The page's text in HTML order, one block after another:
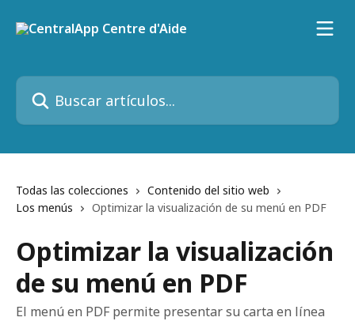
Buscar artículos...
Todas las colecciones
Contenido del sitio web
Los menús
Optimizar la visualización de su menú en PDF
Optimizar la visualización
de su menú en PDF
El menú en PDF permite presentar su carta en línea